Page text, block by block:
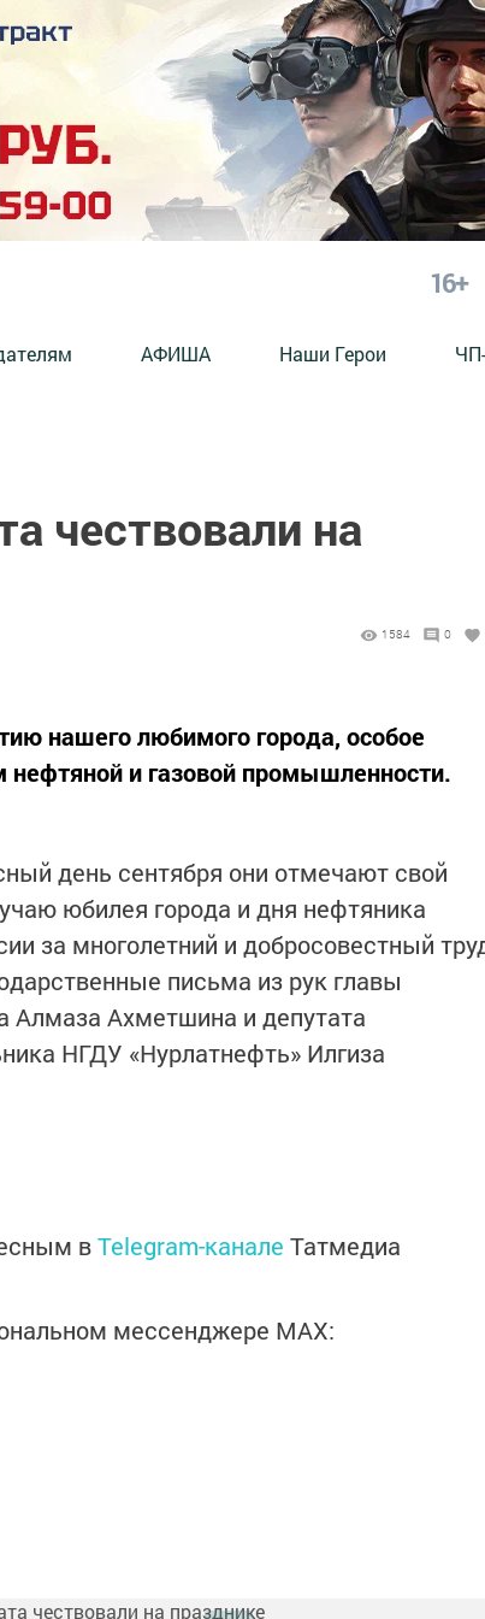
16+
АФИША Наши Герои
чествовали на
1584 0
нашего любимого города, особое
и газовой промышленности.
день сентября они отмечают свой
юбилея города и дня нефтяника
за многолетний и добросовестный
письма из рук главы
Алмаза Ахметшина и депутата
НГДУ «Нурлатнефть» Илгиза
вTelegram-канале Татмедиа
мессенджере MАХ: